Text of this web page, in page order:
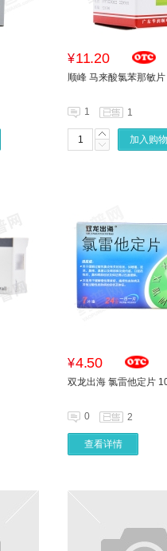
¥11.20
顺峰 马来酸氯苯那敏
1 1
加入购
¥4.50
双龙出海 氯雷他定片
0 2
查看详情